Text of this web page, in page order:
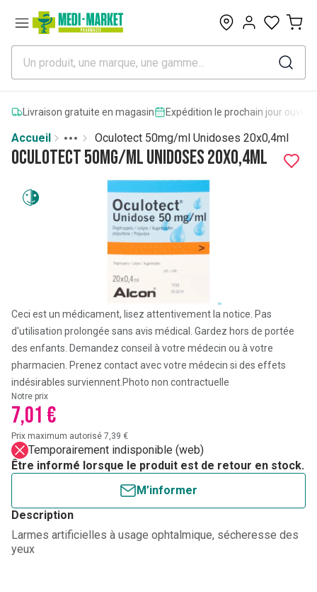
0
Livraison gratuite en magasin Expédition le prochain jour
Accueil
More
Toggle menu
Oculotect 50mg/ml Unidoses 20x0,4ml
Oculotect 50mg/ml Unidoses 20x0,4ml
Ceci est un médicament, lisez attentivement la notice. Pas
d'utilisation prolongée sans avis médical. Gardez hors de portée
des enfants. Demandez conseil à votre médecin ou à votre
pharmacien. Prenez contact avec votre médecin si des effets
indésirables surviennent. Photo non contractuelle
Notre prix
7,01 €
Prix maximum autorisé 7,39 €
Temporairement indisponible (web)
Être informé lorsque le produit est de retour en stock.
M’informer
Description
Larmes artificielles à usage ophtalmique, sécheresse des
yeux